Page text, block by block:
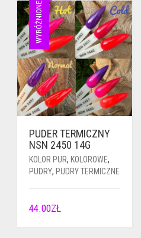
WYRÓŻNIONE
PUDER TERMICZNY
NSN 2450 14G
KOLOR PUR, KOLOROWE,
PUDRY, PUDRY TERMICZNE
44.00ZŁ